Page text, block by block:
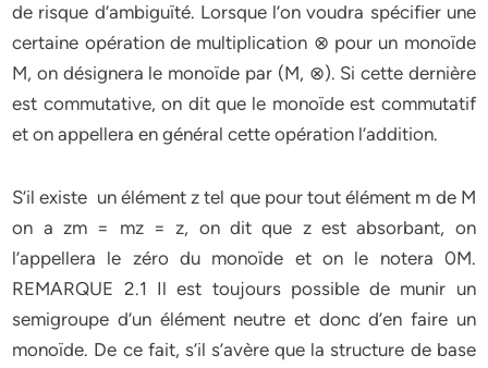
de risque d’ambiguïté. Lorsque l’on voudra spécifier une
certaine opération de multiplication ⊗ pour un monoïde
M, on désignera le monoïde par (M, ⊗). Si cette dernière
est commutative, on dit que le monoïde est commutatif
et on appellera en général cette opération l’addition.
S’il existe un élément z tel que pour tout élément m de M
on a zm = mz = z, on dit que z est absorbant, on
l’appellera le zéro du monoïde et on le notera 0M.
REMARQUE 2.1 Il est toujours possible de munir un
semigroupe d’un élément neutre et donc d’en faire un
monoïde. De ce fait, s’il s’avère que la structure de base